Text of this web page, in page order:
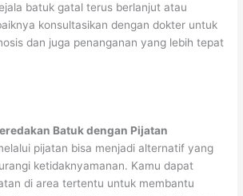
batuk gatal terus berlanjut atau
konsultasikan dengan dokter untuk
dan juga penanganan yang lebih tepat
Batuk dengan Pijatan
pijatan bisa menjadi alternatif yang
ketidaknyamanan. Kamu dapat
di area tertentu untuk membantu